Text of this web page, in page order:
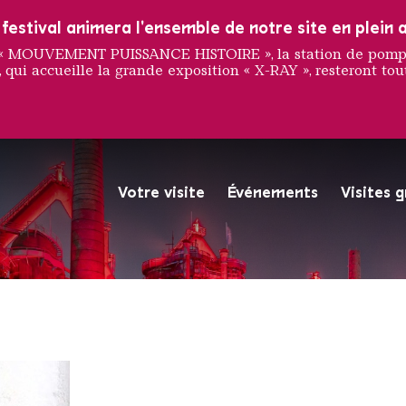
Votre visite Événements Visites
La Völklinger Hütte
Copyright: Weltkulturerbe
festival animera l'ensemble de notre site en plein
PUISSANCE HISTOIRE », la station de
qui accueille la grande exposition « X-RAY », resteront